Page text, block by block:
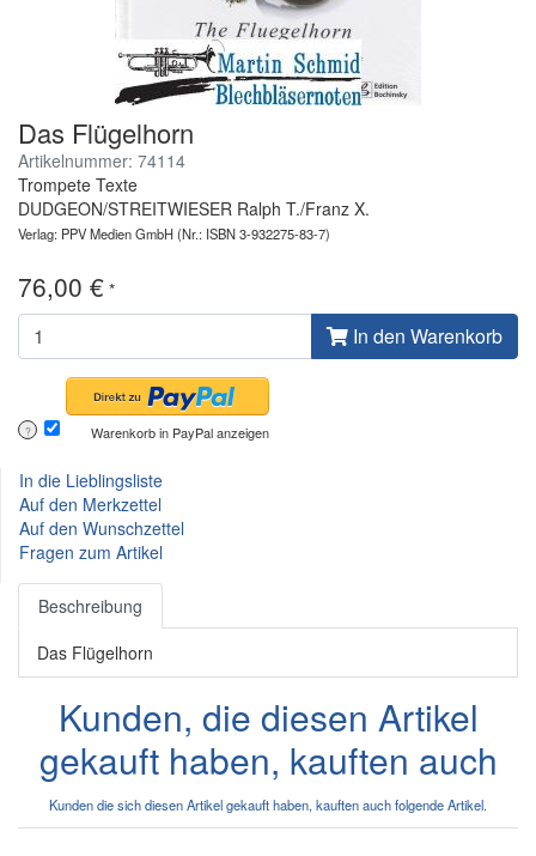
Das Flügelhorn
Artikelnummer: 74114
Trompete Texte
DUDGEON/STREITWIESER Ralph T./Franz X.
Verlag: PPV Medien GmbH(Nr.: ISBN 3-932275-83-7)
76,00 € *
In den Warenkorb
? Warenkorb in PayPal anzeigen
In die Lieblingsliste
Auf den Merkzettel
Auf den Wunschzettel
Fragen zum Artikel
Beschreibung
Das Flügelhorn
Kunden, die diesen Artikel
gekauft haben, kauften auch
Kunden die sich diesen Artikel gekauft haben, kauften auch folgende Artikel.